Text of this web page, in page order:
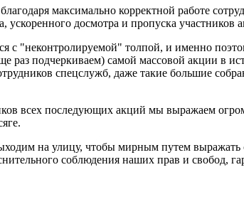
максимально корректной работе
досмотра и пропуска участников
с "неконтролируемой" толпой, и именно
подчеркиваем) самой массовой акции в
спецслужб, даже такие большие
всех последующих акций мы выражаем
на улицу, чтобы мирным путем
соблюдения наших прав и свобод,